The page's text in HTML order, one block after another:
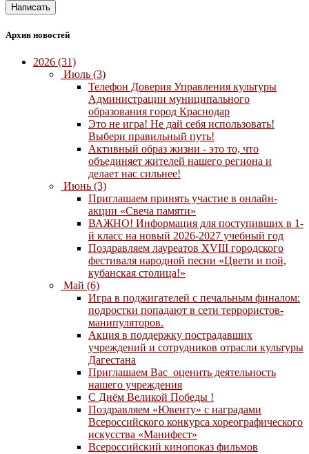
Написать
Архив новостей
2026 (31)
Июль (3)
Телефон Доверия Управления культуры
Администрации муниципального
образования город Краснодар
Это не игра! Не дай себя использовать!
Выбери правильный путь!
Активный образ жизни - это то, что
объединяет жителей нашего региона и
делает нас сильнее!
Июнь (3)
Приглашаем принять участие в онлайн-
акции «Свеча памяти»
ВАЖНО! Информация для поступивших в 1-
й класс на новый 2026-2027 учебный год
Поздравляем лауреатов XVIII городского
фестиваля народной песни «Цвети и пой,
кубанская столица!»
Май (6)
Игра в поджигателей с печальным финалом:
подростки попадают в сети террористов-
манипуляторов.
Акция в поддержку пострадавших
учреждений и сотрудников отрасли культуры
Дагестана
Приглашаем Вас оценить деятельность
нашего учреждения
C Днём Великой Победы !
Поздравляем «Ювенту» с наградами
Всероссийского конкурса хореографического
искусства «Манифест»
Всероссийский кинопоказ фильмов